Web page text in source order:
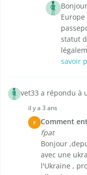
statut
savoir
vet33 a répondu à
il y a 3 ans
F Comment
fpat
Bonjour
avec une
l'Ukraine ,